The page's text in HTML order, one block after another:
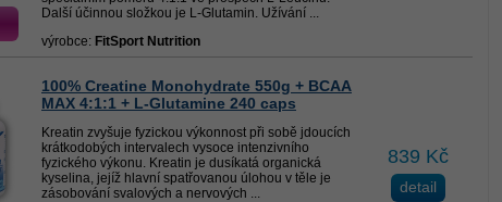
Další účinnou složkou je L-Glutamin. Užívání ...
výrobce: FitSport Nutrition
100% Creatine Monohydrate 550g + BCAA
MAX 4:1:1 + L-Glutamine 240 caps
Kreatin zvyšuje fyzickou výkonnost při sobě jdoucích
krátkodobých intervalech vysoce intenzivního
fyzického výkonu. Kreatin je dusíkatá organická
kyselina, jejíž hlavní spatřovanou úlohou v těle je
zásobování svalových a nervových ...
839 Kč
detail